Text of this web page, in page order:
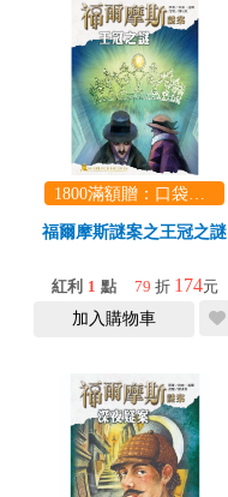
1800滿額贈：口袋玩具一份（隨機出貨） (summer read)
福爾摩斯謎案之王冠之謎
紅利 1 點 79 折 174元
加入購物車